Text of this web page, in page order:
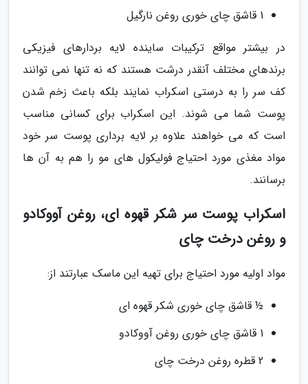
1 قاشق چای خوری روغن نارگیل
در بیشتر مواقع ترکیبات ساینده لایه بردارهای فیزیکی
برندهای مختلف آنقدر درشت هستند که نه تنها نمی توانند
کف سر را به درستی اسکراب نمایند بلکه باعث زخم شدن
پوست شما می شوند. این اسکراب برای کسانی مناسب
است که می خواهند علاوه بر لایه برداری پوست سر خود
مواد مغذی مورد احتیاج فولیکول های مو را هم به آن ها
برسانند.
اسکراب پوست سر شکر قهوه ای، روغن آووکادو
و روغن درخت چای
مواد اولیه مورد احتیاج برای تهیه این ماسک عبارتند از:
½ قاشق چای خوری شکر قهوه ای
1 قاشق چای خوری روغن آووکادو
2 قطره روغن درخت چای